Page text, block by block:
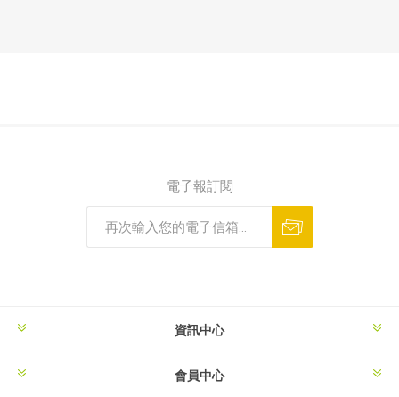
電子報訂閱
資訊中心
會員中心